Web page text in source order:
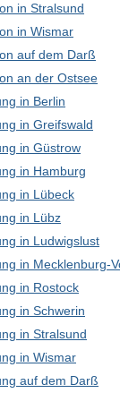
in Stralsund
in Wismar
auf dem Darß
an der Ostsee
in Berlin
in Greifswald
in Güstrow
in Hamburg
in Lübeck
in Lübz
in Ludwigslust
in Mecklenburg-
in Rostock
in Schwerin
in Stralsund
in Wismar
auf dem Darß